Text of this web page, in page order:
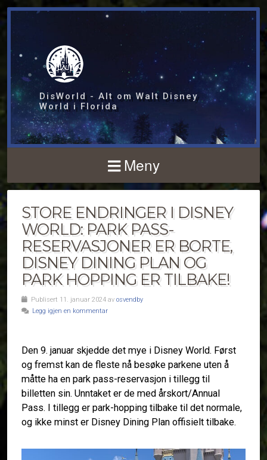
DisWorld - Alt om Walt Disney
World i Florida
Meny
STORE ENDRINGER I DISNEY
WORLD: PARK PASS-
RESERVASJONER ER BORTE,
DISNEY DINING PLAN OG
PARK HOPPING ER TILBAKE!
Publisert 11. januar 2024 av osvendby
Legg igjen en kommentar
Den 9. januar skjedde det mye i Disney World. Først
og fremst kan de fleste nå besøke parkene uten å
måtte ha en park pass-reservasjon i tillegg til
billetten sin. Unntaket er de med årskort/Annual
Pass. I tillegg er park-hopping tilbake til det normale,
og ikke minst er Disney Dining Plan offisielt tilbake.